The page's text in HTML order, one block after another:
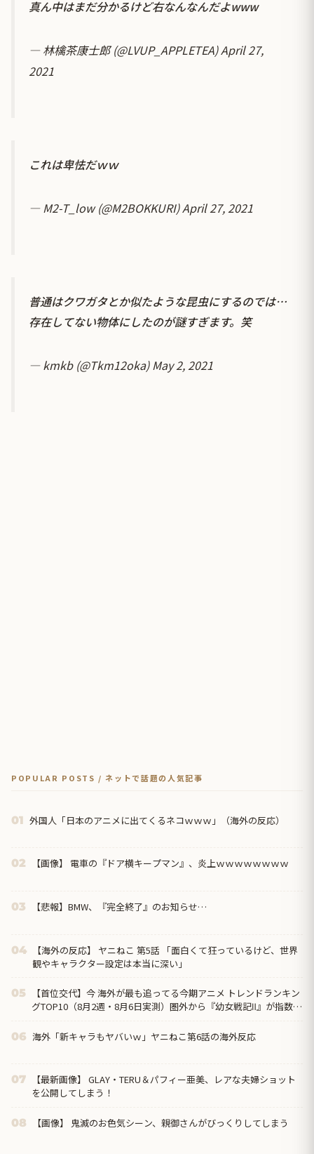
真ん中はまだ分かるけど右なんなんだよwww
— 林檎茶康士郎 (@LVUP_APPLETEA)April 27,
2021
これは卑怯だｗｗ
— M2-T_low (@M2BOKKURI)April 27, 2021
普通はクワガタとか似たような昆虫にするのでは…
存在してない物体にしたのが謎すぎます。笑
— kmkb (@Tkm12oka)May 2, 2021
POPULAR POSTS / ネットで話題の人気記事
01 外国人「日本のアニメに出てくるネコｗｗｗ」（海外の反応）
02 【画像】 電車の『ドア横キープマン』、炎上ｗｗｗｗｗｗｗｗ
03 【悲報】BMW、『完全終了』のお知らせ…
04
【海外の反応】 ヤニねこ 第5話 「面白くて狂っているけど、世界
観やキャラクター設定は本当に深い」
05
【首位交代】今 海外が最も追ってる今期アニメ トレンドランキン
グTOP10（8月2週・8月6日実測）圏外から『幼女戦記Ⅱ』が指数
06 海外「新キャラもヤバいｗ」ヤニねこ第6話の海外反応
07
【最新画像】 GLAY・TERU＆パフィー亜美、レアな夫婦ショット
を公開してしまう！
08 【画像】 鬼滅のお色気シーン、親御さんがびっくりしてしまう